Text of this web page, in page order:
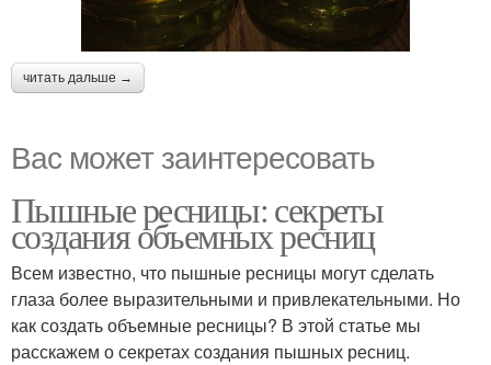
читать дальше →
Вас может заинтересовать
Пышные ресницы: секреты
создания объемных ресниц
Всем известно, что пышные ресницы могут сделать
глаза более выразительными и привлекательными. Но
как создать объемные ресницы? В этой статье мы
расскажем о секретах создания пышных ресниц.